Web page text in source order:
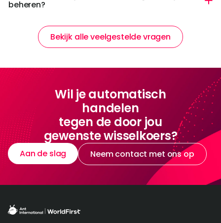
beheren?
Bekijk alle veelgestelde vragen
Wil je automatisch
handelen
tegen de door jou
gewenste wisselkoers?
Aan de slag Neem contact met ons op